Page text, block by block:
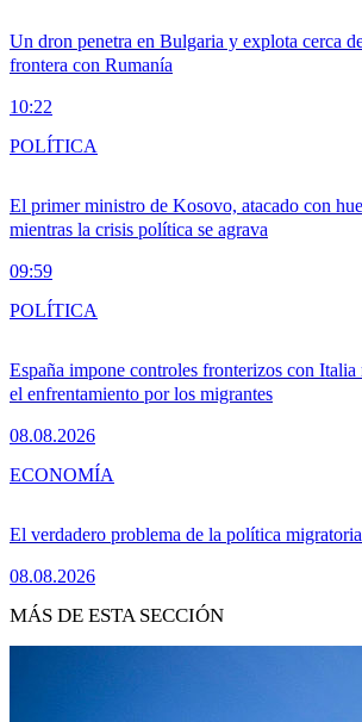
Un dron penetra en Bulgaria y explota cerca
frontera con Rumanía
10:22
El primer ministro de Kosovo, atacado con
mientras la crisis política se agrava
09:59
POLÍTICA
España impone controles fronterizos con Italia
el enfrentamiento por los migrantes
08.08.2026
POLÍTICA
El verdadero problema de la política
08.08.2026
ECONOMÍA
MÁS DE ESTA SECCIÓN